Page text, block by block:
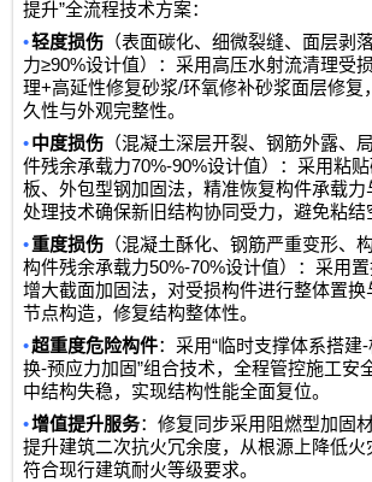
提升”全流程技术方案：
•轻度损伤 （表面碳化、细微裂缝、面层剥
力≥90%设计值）：采用高压水射流清理受
理+高延性修复砂浆/环氧修补砂浆面层修复
久性与外观完整性。
•中度损伤 （混凝土深层开裂、钢筋外露、
件残余承载力70%-90%设计值）：采用粘
板、外包型钢加固法，精准恢复构件承载力
处理技术确保新旧结构协同受力，避免粘结
•重度损伤 （混凝土酥化、钢筋严重变形、
构件残余承载力50%-70%设计值）：采用置
增大截面加固法，对受损构件进行整体置
节点构造，修复结构整体性。
•超重度危险构件：采用“临时支撑体系搭建-
换-预应力加固”组合技术，全程管控施工安
中结构失稳，实现结构性能全面复位。
•增值提升服务：修复同步采用阻燃型加固
提升建筑二次抗火冗余度，从根源上降低火
符合现行建筑耐火等级要求。